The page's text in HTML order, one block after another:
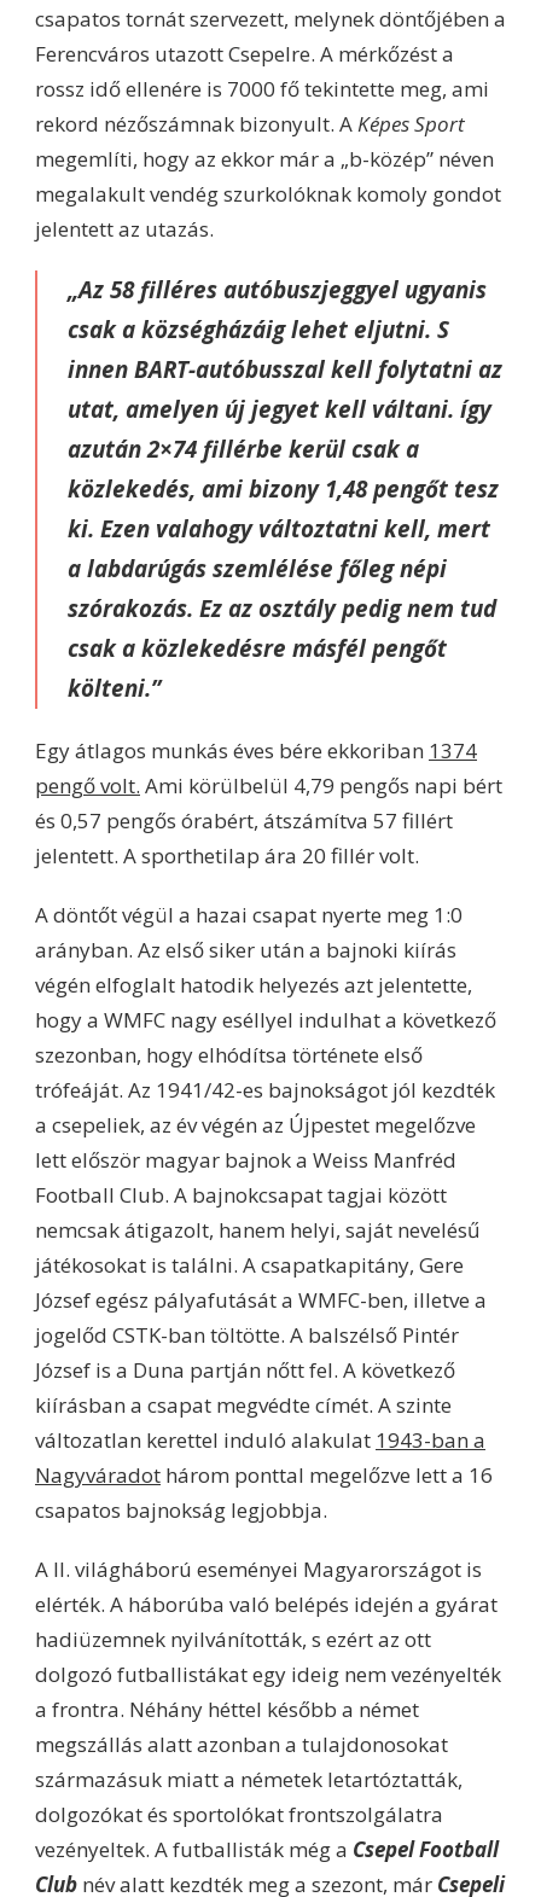
csapatos tornát szervezett, melynek döntőjében a
Ferencváros utazott Csepelre. A mérkőzést a
rossz idő ellenére is 7000 fő tekintette meg, ami
rekord nézőszámnak bizonyult. AKépes Sport
megemlíti, hogy az ekkor már a „b-közép” néven
megalakult vendég szurkolóknak komoly gondot
jelentett az utazás.
„Az 58 filléres autóbuszjeggyel ugyanis
csak a községházáig lehet eljutni. S
innen BART-autóbusszal kell folytatni az
utat, amelyen új jegyet kell váltani. így
azután 2×74 fillérbe kerül csak a
közlekedés, ami bizony 1,48 pengőt tesz
ki. Ezen valahogy változtatni kell, mert
a labdarúgás szemlélése főleg népi
szórakozás. Ez az osztály pedig nem tud
csak a közlekedésre másfél pengőt
költeni.”
Egy átlagos munkás éves bére ekkoriban 1374
pengő volt. Ami körülbelül 4,79 pengős napi bért
és 0,57 pengős órabért, átszámítva 57 fillért
jelentett. A sporthetilap ára 20 fillér volt.
A döntőt végül a hazai csapat nyerte meg 1:0
arányban. Az első siker után a bajnoki kiírás
végén elfoglalt hatodik helyezés azt jelentette,
hogy a WMFC nagy eséllyel indulhat a következő
szezonban, hogy elhódítsa története első
trófeáját. Az 1941/42-es bajnokságot jól kezdték
a csepeliek, az év végén az Újpestet megelőzve
lett először magyar bajnok a Weiss Manfréd
Football Club. A bajnokcsapat tagjai között
nemcsak átigazolt, hanem helyi, saját nevelésű
játékosokat is találni. A csapatkapitány, Gere
József egész pályafutását a WMFC-ben, illetve a
jogelőd CSTK-ban töltötte. A balszélső Pintér
József is a Duna partján nőtt fel. A következő
kiírásban a csapat megvédte címét. A szinte
változatlan kerettel induló alakulat 1943-ban a
Nagyváradot három ponttal megelőzve lett a 16
csapatos bajnokság legjobbja.
A II. világháború eseményei Magyarországot is
elérték. A háborúba való belépés idején a gyárat
hadiüzemnek nyilvánították, s ezért az ott
dolgozó futballistákat egy ideig nem vezényelték
a frontra. Néhány héttel később a német
megszállás alatt azonban a tulajdonosokat
származásuk miatt a németek letartóztatták,
dolgozókat és sportolókat frontszolgálatra
vezényeltek. A futballisták még a Csepel Football
Club név alatt kezdték meg a szezont, már Csepeli